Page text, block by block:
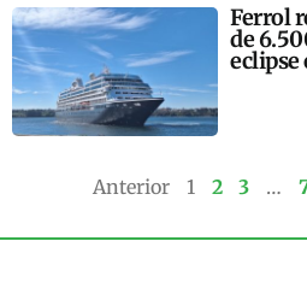
Ferrol
de
eclipse
Anterior 1 2 3 …